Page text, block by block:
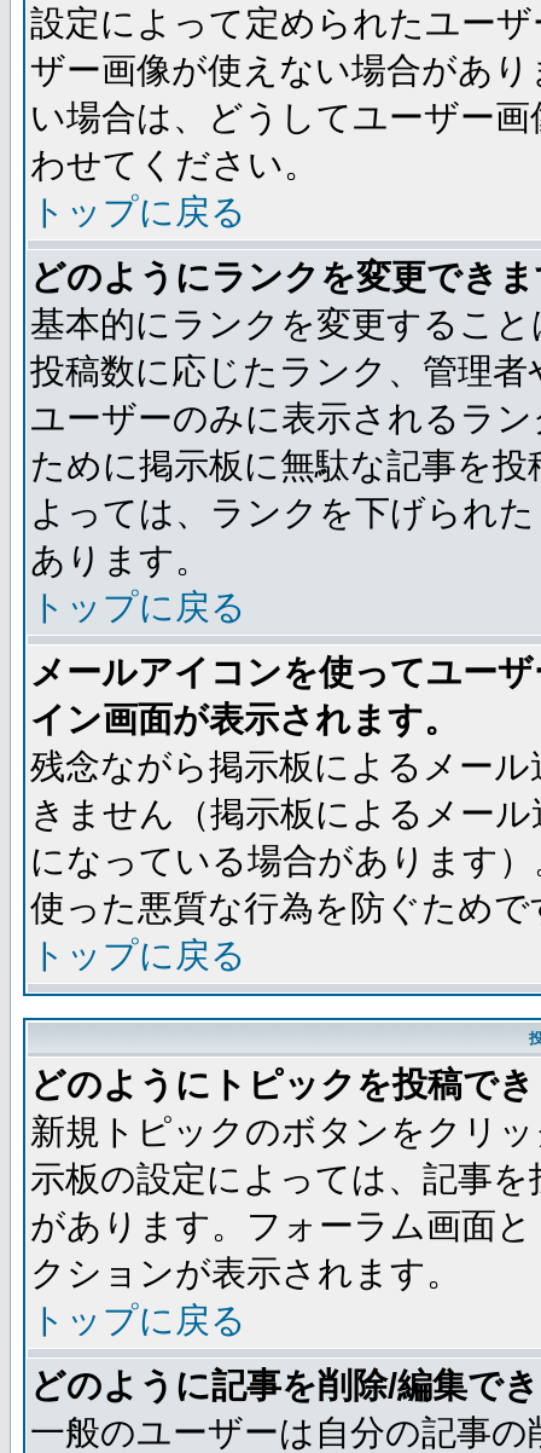
設定によって定められたユー
ザー画像が使えない場合があ
い場合は、どうしてユーザー
わせてください。
トップに戻る
どのようにランクを変更でき
基本的にランクを変更するこ
投稿数に応じたランク、管理
ユーザーのみに表示されるラ
ために掲示板に無駄な記事を
よっては、ランクを下げられ
あります。
トップに戻る
メールアイコンを使ってユー
イン画面が表示されます。
残念ながら掲示板によるメー
きません（掲示板によるメー
になっている場合があります
使った悪質な行為を防ぐためで
トップに戻る
どのようにトピックを投稿で
新規トピックのボタンをクリ
示板の設定によっては、記事
があります。フォーラム画面
クションが表示されます。
トップに戻る
どのように記事を削除/編集で
一般のユーザーは自分の記事